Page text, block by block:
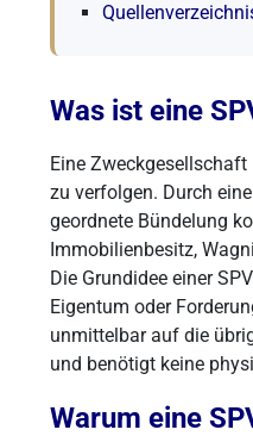
Was ist eine
Eine
zu verfolgen. Durch
geordnete Bündelung
Immobilienbesitz,
Die Grundidee einer
Eigentum oder
unmittelbar auf die
und benötigt keine
Warum eine